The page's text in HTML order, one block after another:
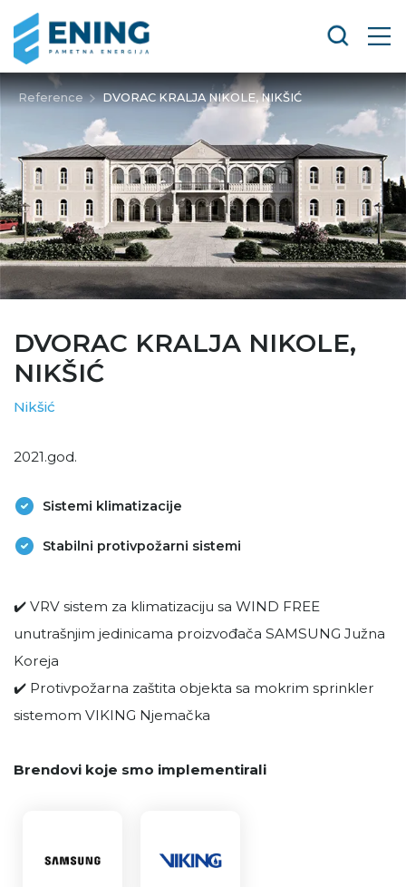
Reference DVORAC KRALJA NIKOLE, NIKŠIĆ
DVORAC KRALJA NIKOLE,
NIKŠIĆ
Nikšić
2021.god.
Sistemi klimatizacije
Stabilni protivpožarni sistemi
✔️ VRV sistem za klimatizaciju sa WIND FREE
unutrašnjim jedinicama proizvođača SAMSUNG Južna
Koreja
✔️ Protivpožarna zaštita objekta sa mokrim sprinkler
sistemom VIKING Njemačka
Brendovi koje smo implementirali